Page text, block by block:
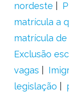
nordeste
matrícula a
matrícula
Exclusão
vagas
legislação